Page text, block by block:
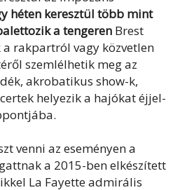
héten keresztül több mint
a tengeren Brest
rakpartról vagy közvetlen
szemlélhetik meg az
akrobatikus show-k,
helyezik a hajókat éjjel-
venni az eseményen a
a 2015-ben elkészített
La Fayette admirális